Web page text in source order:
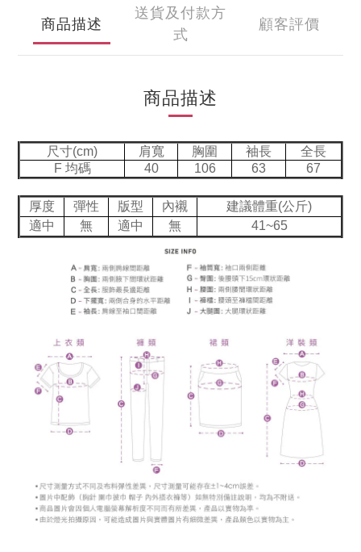
商品描述
送貨及付款方
式
顧客評價
商品描述
尺寸(cm) 肩寬 胸圍 袖長
全長
F 均碼
40 106 63 67
厚度 彈性 版型 內襯
建議體重(公斤)
適中
無 適中 無 41~65